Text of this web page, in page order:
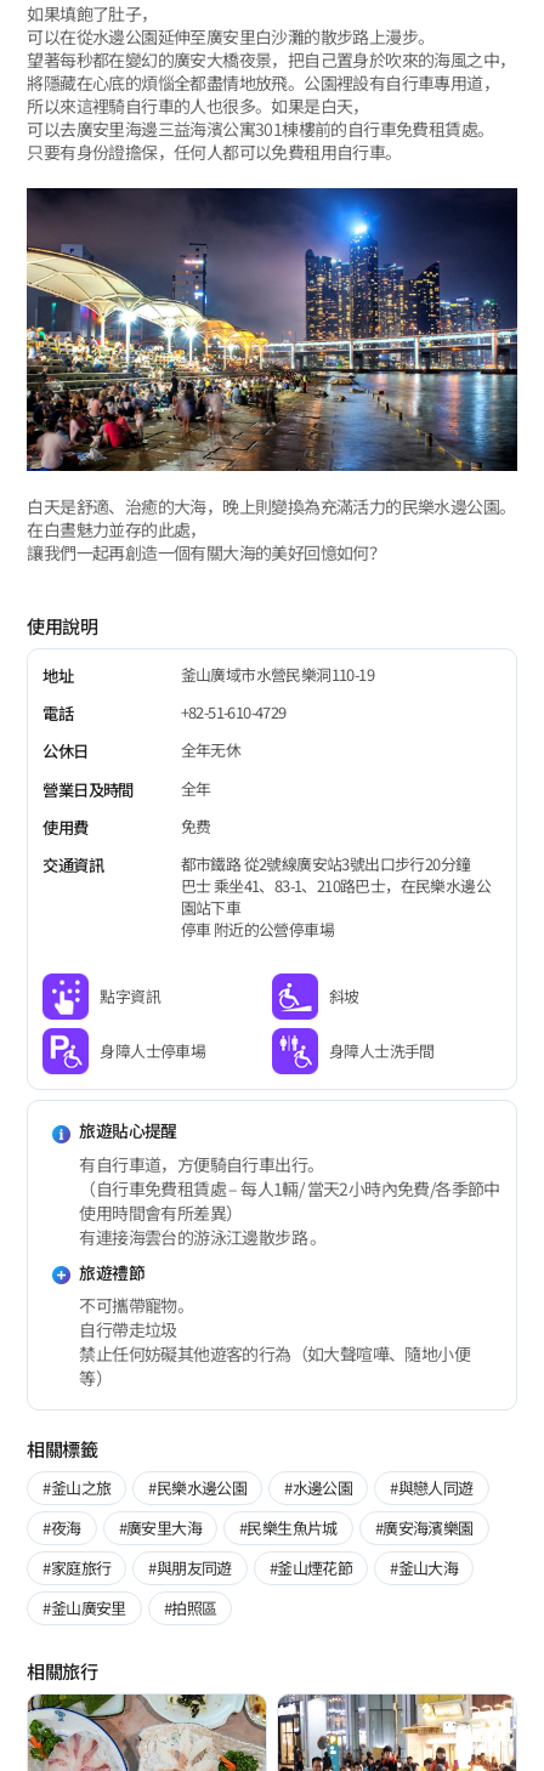
如果填飽了肚子，
可以在從水邊公園延伸至廣安里白沙灘的散步路上漫步。
望著每秒都在變幻的廣安大橋夜景，把自己置身於吹來的海風之中，
將隱藏在心底的煩惱全都盡情地放飛。公園裡設有自行車專用道，
所以來這裡騎自行車的人也很多。如果是白天，
可以去廣安里海邊三益海濱公寓301棟樓前的自行車免費租賃處。
只要有身份證擔保，任何人都可以免費租用自行車。
白天是舒適、治癒的大海，晚上則變換為充滿活力的民樂水邊公園。
在白晝魅力並存的此處，
讓我們一起再創造一個有關大海的美好回憶如何？
使用說明
地址
釜山廣域市水營民樂洞110-19
電話
+82-51-610-4729
公休日
全年无休
營業日及時間
全年
使用費
免费
交通資訊
都市鐵路 從2號線廣安站3號出口步行20分鐘
巴士 乘坐41、83-1、210路巴士，在民樂水邊公
園站下車
停車 附近的公營停車場
點字資訊 斜坡
身障人士停車場 身障人士洗手間
旅遊貼心提醒
有自行車道，方便騎自行車出行。
（自行車免費租賃處 – 每人1輛/ 當天2小時內免費/各季節中
使用時間會有所差異）
有連接海雲台的游泳江邊散步路 。
旅遊禮節
不可攜帶寵物。
自行帶走垃圾
禁止任何妨礙其他遊客的行為（如大聲喧嘩、隨地小便
等）
相關標籤
#釜山之旅 #民樂水邊公園 #水邊公園
#與戀人同遊
#夜海
#廣安里大海 #民樂生魚片城
#廣安海濱樂園
#家庭旅行
#與朋友同遊 #釜山煙花節
#釜山大海
#釜山廣安里
#拍照區
相關旅行